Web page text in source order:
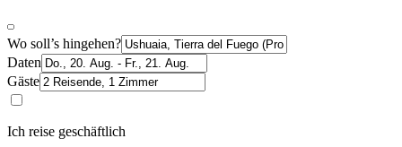
Wo soll’s hingehen?
Daten
Gäste
Ich reise geschäftlich